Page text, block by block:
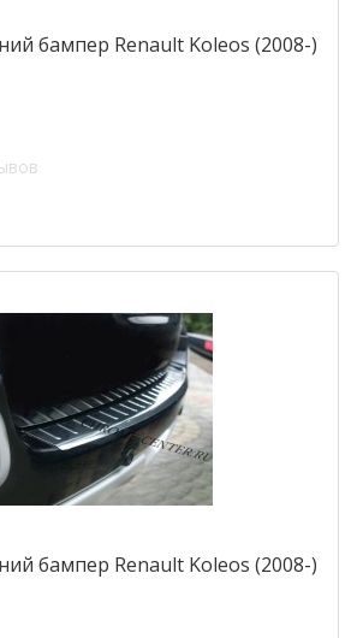
бампер Renault Koleos (2008-)
бампер Renault Koleos (2008-)